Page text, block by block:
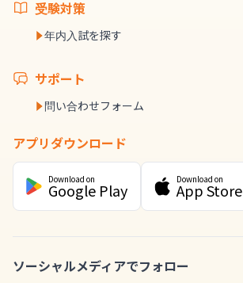
受験対策
年内入試を探す
サポート
問い合わせフォーム
アプリダウンロード
Download on
Google Play
Download on
App Store
ソーシャルメディアでフォロー